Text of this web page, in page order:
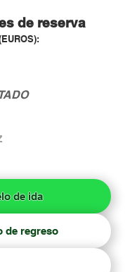
de reserva
de ida
de regreso